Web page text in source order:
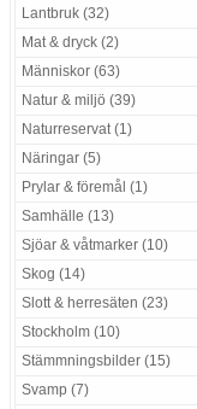
Lantbruk (32)
Mat & dryck (2)
Människor (63)
Natur & miljö (39)
Naturreservat (1)
Näringar (5)
Prylar & föremål (1)
Samhälle (13)
Sjöar & våtmarker (10)
Skog (14)
Slott & herresäten (23)
Stockholm (10)
Stämmningsbilder (15)
Svamp (7)